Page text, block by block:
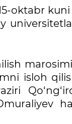
oktabr
isloh